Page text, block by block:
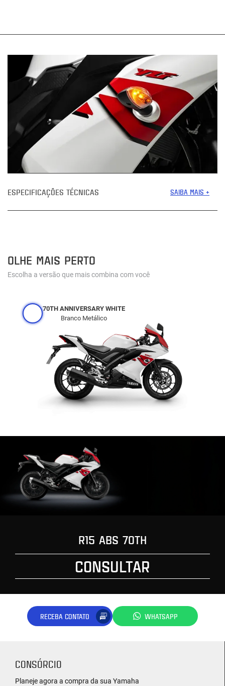
ESPECIFICAÇÕES TÉCNICAS SAIBA MAIS +
OLHE MAIS PERTO
Escolha a versão que mais combina com você
70TH ANNIVERSARY WHITE
Branco Metálico
R15 ABS 70TH
CONSULTAR
RECEBA CONTATO WHATSAPP
CONSÓRCIO
Planeje agora a compra da sua Yamaha